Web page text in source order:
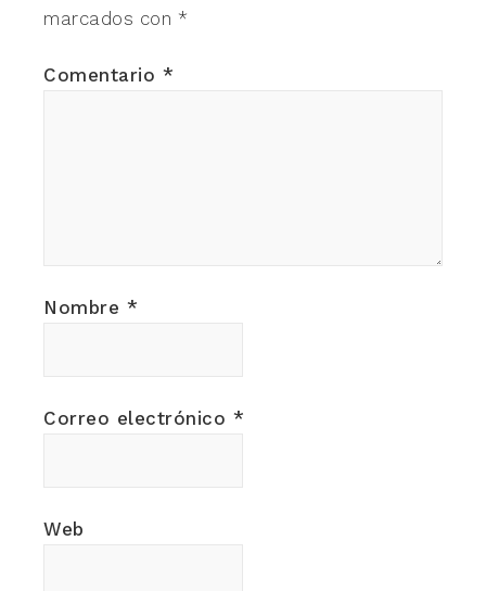
marcados con *
Comentario *
Nombre *
Correo electrónico *
Web